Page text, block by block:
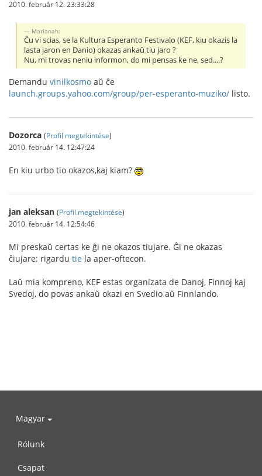
2010. február 12. 23:33:28
Marlanah:
Ĉu vi scias, se la Kultura Esperanto Festivalo (KEF, kiu okazis la
lasta jaron en Danio) okazas ankaŭ tiu jaro ?
Nu, mi trovas neniu informon, do mi pensas ke ne, sed....?
Demandu vinilkosmo aŭ ĉe
launch.groups.yahoo.com/group/per-esperanto-muziko/ listo.
Dozorca (Profil megtekintése)
2010. február 14. 12:47:24
En kiu urbo tio okazos,kaj kiam?
jan aleksan (Profil megtekintése)
2010. február 14. 12:54:46
Mi preskaŭ certas ke ĝi ne okazos tiujare. Ĝi ne okazas
ĉiujare: rigardu tie la aper-oftecon.
Laŭ mia kompreno, KEF estas organizata de Danoj, Finnoj kaj
Svedoj, do povas ankaŭ okazi en Svedio aŭ Finnlando.
Magyar
Rólunk
Csapat